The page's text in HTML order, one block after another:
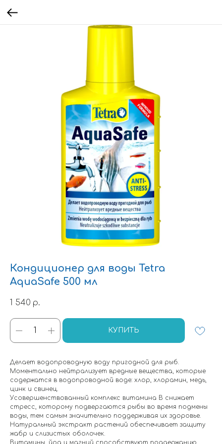
Кондиционер для воды Tetra
AquaSafe 500 мл
1 540 р.
КУПИТЬ
Делает водопроводную воду пригодной для рыб.
Моментально нейтрализует вредные вещества, которые
содержатся в водопроводной воде: хлор, хлорамин, медь,
цинк и свинец.
Усовершенствованный комплекс витамина В снижает
стресс, которому подвергаются рыбы во время подмены
воды, тем самым значительно поддерживая их здоровье.
Натуральный экстракт растений обеспечивает защиту
жабр и слизистых оболочек.
Витамины, йод и магний способствуют поддержанию